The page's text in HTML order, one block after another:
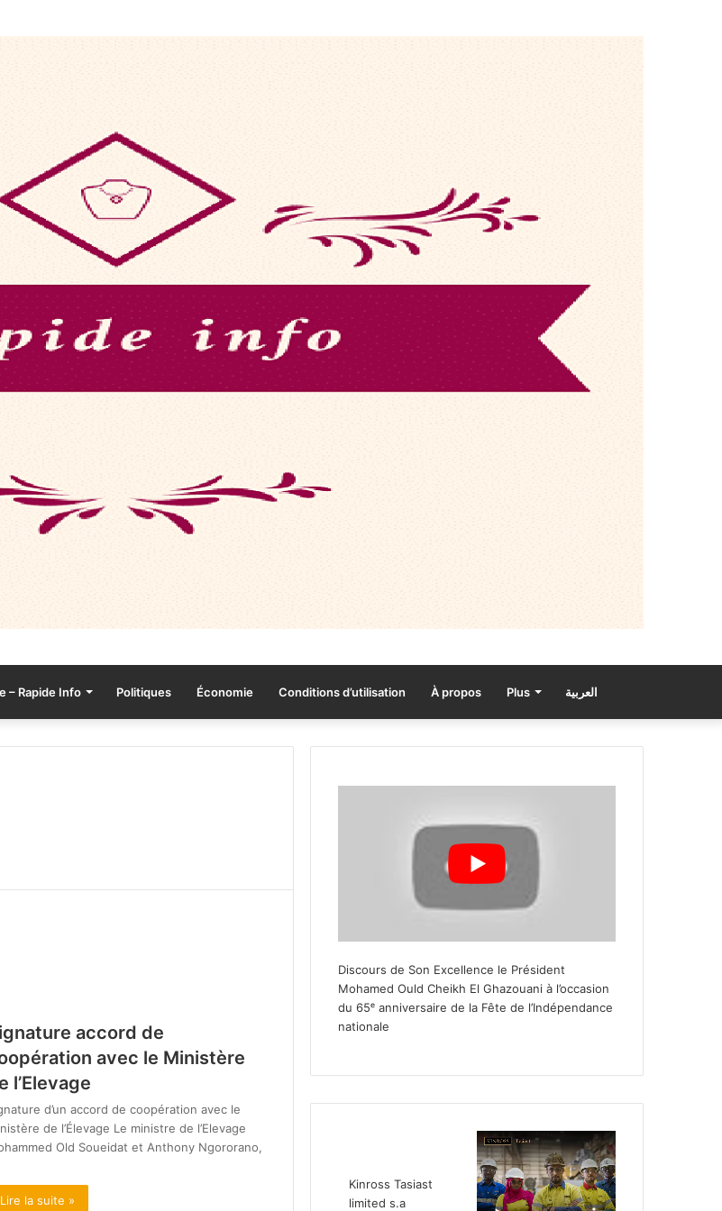
– Rapide Info Politiques Économie Conditions d’utilisation À propos Plus العربية
accord de
avec le Ministère
l’Elevage
d’un accord de coopération avec le
de l’Élevage Le ministre de l’Elevage
Old Soueidat et Anthony Ngororano,
Lire la suite »
Discours de Son Excellence le Président
Mohamed Ould Cheikh El Ghazouani à l’occasion
du 65ᵉ anniversaire de la Fête de l’Indépendance
nationale
Kinross Tasiast
limited s.a